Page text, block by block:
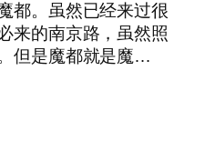
都。虽然已经来过很
来的南京路，虽然照
但是魔都就是魔…